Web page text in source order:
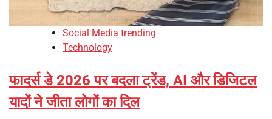
Social Media trending
Technology
फादर्स डे 2026 पर बदला ट्रेंड, AI और डिजिटल
यादों ने जीता लोगों का दिल